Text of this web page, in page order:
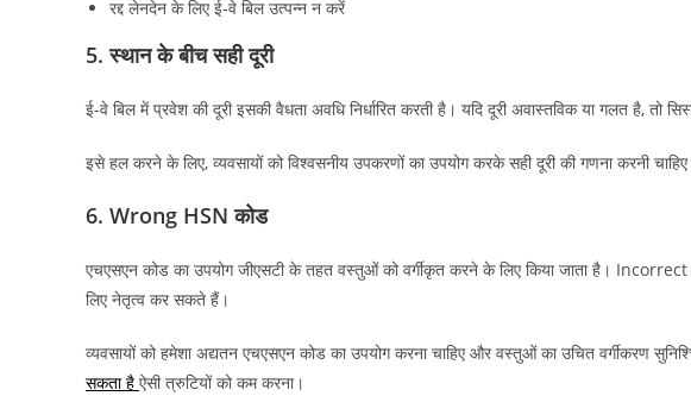
रद्द लेनदेन के लिए ई-वे बिल उत्पन्न न करें
5. स्थान के बीच सही दूरी
ई-वे बिल में प्रवेश की दूरी इसकी वैधता अवधि निर्धारित करती है। यदि दूरी अवास्तविक या गलत है, तो
इसे हल करने के लिए, व्यवसायों को विश्वसनीय उपकरणों का उपयोग करके सही दूरी की गणना करनी
6. Wrong HSN कोड
एचएसएन कोड का उपयोग जीएसटी के तहत वस्तुओं को वर्गीकृत करने के लिए किया जाता है।
लिए नेतृत्व कर सकते हैं।
व्यवसायों को हमेशा अद्यतन एचएसएन कोड का उपयोग करना चाहिए और वस्तुओं का उचित वर्गीकरण
सकता है ऐसी त्रुटियों को कम करना।